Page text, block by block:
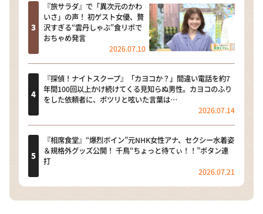
『旅サラダ』で「異次元のかわ
いさ」の声！ 初ゲスト女優、贅
沢すぎる“雲丹しゃぶ”食リポで
おちゃめ発言
2026.07.10
『探偵！ナイトスクープ』「カヨコか？」間違い電話を約7
年間100回以上かけ続けてくる見知らぬ男性。カヨコのふり
をした依頼者に、ポツリと呟いた言葉は…
2026.07.14
『相席食堂』“爆烈ボイン”元NHK女性アナ、セクシー水着姿
＆規格外グッズ公開！ 千鳥“ちょっと待てぃ！！”ボタン連
打
2026.07.21